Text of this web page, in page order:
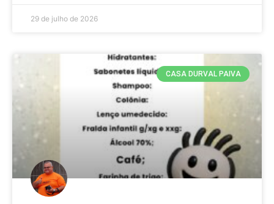
29 de julho de 2026
CASA DURVAL PAIVA